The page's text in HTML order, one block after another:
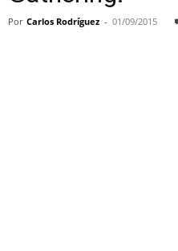
Por Carlos Rodríguez - 01/09/2015